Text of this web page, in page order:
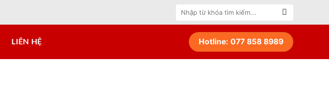
kiếm:
LIÊN HỆ Hotline: 077 858 8989